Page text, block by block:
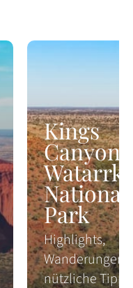
Kings
Canyon
National
Park
Highlights,
Wanderungen
nützliche Tipps